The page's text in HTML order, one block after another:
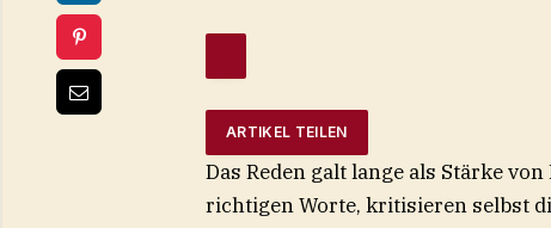
ARTIKEL TEILEN
Das Reden galt lange als Stärke
richtigen Worte, kritisieren selbst